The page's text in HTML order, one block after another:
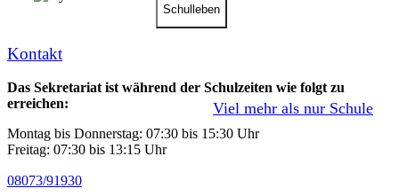
Schul­leben
Viel mehr als nur Schule
Kontakt
Das Sekretariat ist während der Schulzeiten wie folgt zu
erreichen:
Montag bis Donnerstag: 07:30 bis 15:30 Uhr
Freitag: 07:30 bis 13:15 Uhr
08073/91930